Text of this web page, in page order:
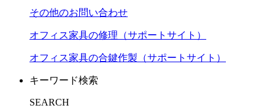
その他のお問い合わせ
オフィス家具の修理（サポートサイト）
オフィス家具の合鍵作製（サポートサイト）
キーワード検索
SEARCH